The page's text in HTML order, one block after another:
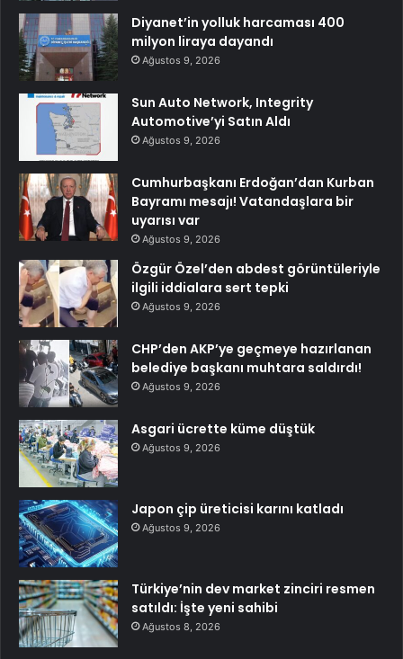
Diyanet’in yolluk harcaması 400
milyon liraya dayandı
Ağustos 9, 2026
Sun Auto Network, Integrity
Automotive’yi Satın Aldı
Ağustos 9, 2026
Cumhurbaşkanı Erdoğan’dan Kurban
Bayramı mesajı! Vatandaşlara bir
uyarısı var
Ağustos 9, 2026
Özgür Özel’den abdest görüntüleriyle
ilgili iddialara sert tepki
Ağustos 9, 2026
CHP’den AKP’ye geçmeye hazırlanan
belediye başkanı muhtara saldırdı!
Ağustos 9, 2026
Asgari ücrette küme düştük
Ağustos 9, 2026
Japon çip üreticisi karını katladı
Ağustos 9, 2026
Türkiye’nin dev market zinciri resmen
satıldı: İşte yeni sahibi
Ağustos 8, 2026